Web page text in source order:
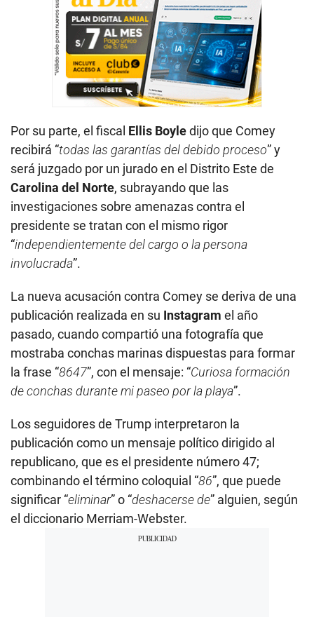
Por su parte, el fiscal Ellis Boyledijo que Comey
recibirá “todas las garantías del debido proceso” y
será juzgado por un jurado en el Distrito Este de
Carolina del Norte, subrayando que las
investigaciones sobre amenazas contra el
presidente se tratan con el mismo rigor
“independientemente del cargo o la persona
involucrada”.
La nueva acusación contra Comey se deriva de una
publicación realizada en su Instagram el año
pasado, cuando compartió una fotografía que
mostraba conchas marinas dispuestas para formar
la frase “8647”, con el mensaje: “Curiosa formación
de conchas durante mi paseo por la playa”.
Los seguidores de Trump interpretaron la
publicación como un mensaje político dirigido al
republicano, que es el presidente número 47;
combinando el término coloquial “86”, que puede
significar “eliminar” o “deshacerse de” alguien, según
el diccionario Merriam-Webster.